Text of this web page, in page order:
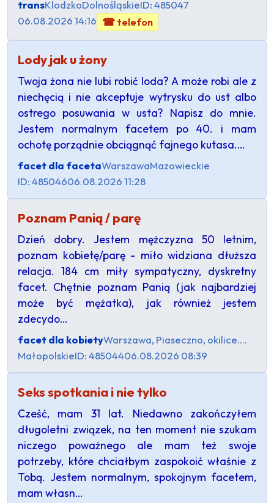
transKlodzkoDolnośląskieID: 485047
06.08.2026 14:16 ☎ telefon
Lody jak u żony
Twoja żona nie lubi robić loda? A może robi ale z
niechęcią i nie akceptuje wytrysku do ust albo
ostrego posuwania w usta? Napisz do mnie.
Jestem normalnym facetem po 40. i mam
ochotę porządnie obciągnąć fajnego kutasa.…
facet dla facetaWarszawaMazowieckie
ID: 48504606.08.2026 11:28
Poznam Panią / parę
Dzień dobry. Jestem mężczyzna 50 letnim,
poznam kobietę/parę - miło widziana dłuższa
relacja. 184 cm miły sympatyczny, dyskretny
facet. Chętnie poznam Panią (jak najbardziej
może być mężatka), jak również jestem
zdecydo…
facet dla kobietyWarszawa, Piaseczno, okilice....
MałopolskieID: 48504406.08.2026 08:39
Seks spotkania i nie tylko
Cześć, mam 31 lat. Niedawno zakończyłem
długoletni związek, na ten moment nie szukam
niczego poważnego ale mam też swoje
potrzeby, które chciałbym zaspokoić właśnie z
Tobą. Jestem normalnym, spokojnym facetem,
mam własn…